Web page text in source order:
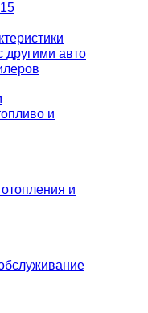
авто
и
и